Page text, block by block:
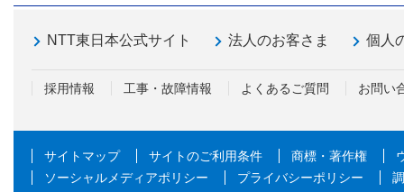
NTT東日本公式サイト 法人のお客さま 個人
採用情報 工事・故障情報 よくあるご質問 お問い
サイトマップ サイトのご利用条件 商標・著作権
ソーシャルメディアポリシー
プライバシーポリシー